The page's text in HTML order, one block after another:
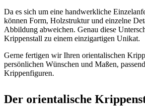
Da es sich um eine handwerkliche
können Form, Holzstruktur und einzelne
Abbildung abweichen. Genau diese
Krippenstall zu einem einzigartigen Unikat.
Gerne fertigen wir Ihren orientalischen
persönlichen Wünschen und Maßen,
Krippenfiguren.
Der orientalische